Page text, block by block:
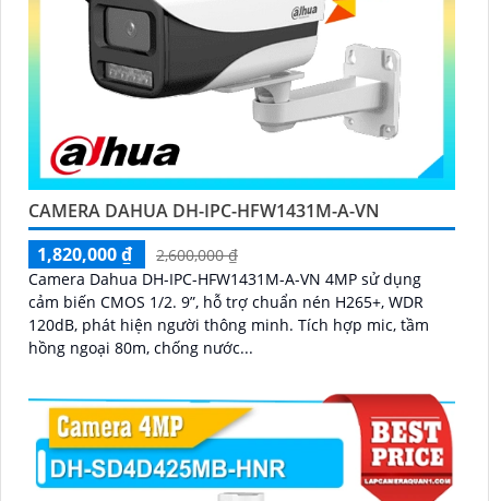
CAMERA DAHUA DH-IPC-HFW1431M-A-VN
1,820,000 ₫
2,600,000 ₫
Camera Dahua DH-IPC-HFW1431M-A-VN 4MP sử dụng
cảm biến CMOS 1/2. 9”, hỗ trợ chuẩn nén H265+, WDR
120dB, phát hiện người thông minh. Tích hợp mic, tầm
hồng ngoại 80m, chống nước...